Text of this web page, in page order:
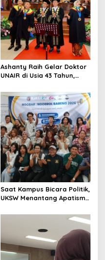
Ashanty Raih Gelar Doktor
UNAIR di Usia 43 Tahun,
dan Azriel
Saat Kampus Bicara Politik,
UKSW Menantang Apatisme